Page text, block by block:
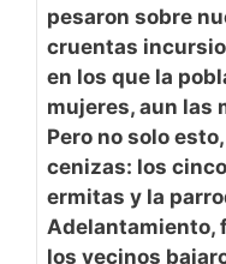
pesaron sobre
cruentas
en los que la
mujeres, aun las
Pero no solo
cenizas: los
ermitas y la
Adelantamiento,
los vecinos